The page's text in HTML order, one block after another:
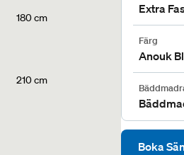
180 cm
210 cm
Extra
Färg
Anouk
Boka